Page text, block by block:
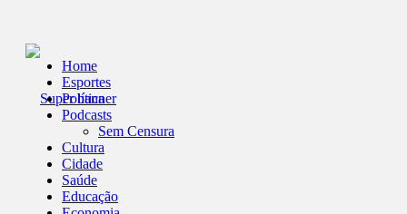
Home
Esportes
Política
Podcasts
Sem Censura
Cultura
Cidade
Saúde
Educação